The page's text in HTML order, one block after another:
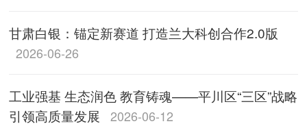
甘肃白银：锚定新赛道 打造兰大科创合作2.0版
2026-06-26
工业强基 生态润色 教育铸魂——平川区“三区”战略
引领高质量发展
2026-06-12